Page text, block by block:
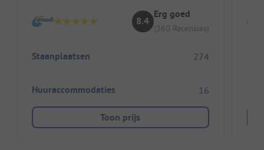
8.4
Erg goed
(360 Recensies)
Staanplaatsen 274
Huuraccommodaties 16
Toon prijs